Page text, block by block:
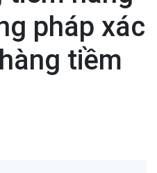
pháp xác
tiềm